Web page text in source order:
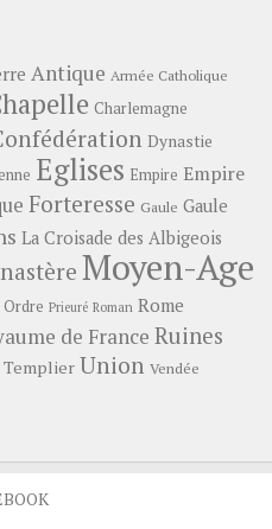
Antique Armée Catholique
Charlemagne
Dynastie
Eglises Empire Empire
Forteresse Gaule Gaule
La Croisade des Albigeois
Moyen-Age
Ordre Prieuré Roman Rome
de France Ruines
Templier Union Vendée